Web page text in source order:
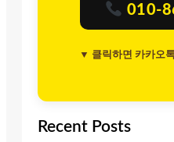
010-
▼ 클릭하면 카카오
Recent Posts